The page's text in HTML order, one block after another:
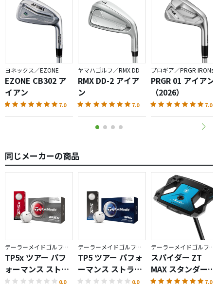
ヨネックス／EZONE
EZONE CB302 ア
イアン
7.0
ヤマハゴルフ／RMX DD
RMX DD-2 アイア
ン
7.0
プロギア／PRGR IRONs
PRGR 01 アイアン
（2026）
7.0
同じメーカーの商品
テーラーメイドゴルフ／TP5
TP5x ツアー パフ
ォーマンス ストラ
イプ ボール
0.0
テーラーメイドゴルフ／TP5
TP5 ツアー パフォ
ーマンス ストライ
プ ボール
0.0
テーラーメイドゴルフ／Spider ZT
スパイダー ZT
MAX スタンダード
パター
7.0